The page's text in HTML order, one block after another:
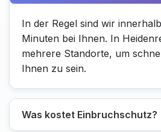
In der Regel sind wir
Minuten bei Ihnen. In
mehrere Standorte, um
Ihnen zu sein.
Was kostet Einbruchschutz?